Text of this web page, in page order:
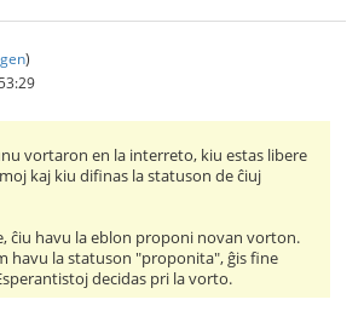
)
vortaron en la interreto, kiu estas libere
kaj kiu difinas la statuson de ĉiuj
ĉiu havu la eblon proponi novan vorton.
havu la statuson "proponita", ĝis fine
decidas pri la vorto.